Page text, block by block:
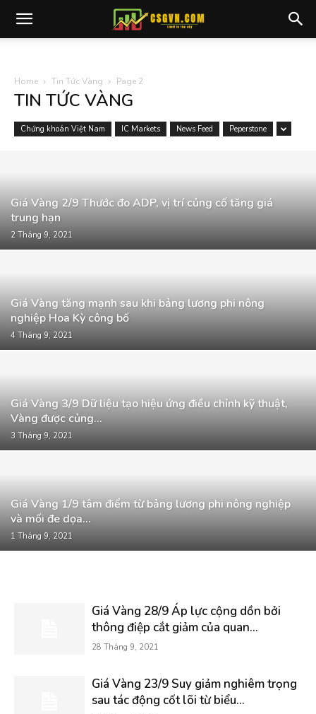
Home Tin Tức Vàng Page 2
TIN TỨC VÀNG
Chứng khoán Việt Nam IC Markets News Feed Peperstone
Giá Vàng 2/9 Thước đo ADP, vị trí củng cố tăng giá
trung hạn
2 Tháng 9, 2021
Giá Vàng tăng mạnh sau khi bảng lương phi nông
nghiệp Hoa Kỳ công bố
4 Tháng 9, 2021
Giá Vàng 3/9 Dữ liệu tạo hiệu ứng điều chỉnh kỹ thuật,
Vàng được củng...
3 Tháng 9, 2021
Giá Vàng 1/9 tâm điểm từ bảng lương phi nông nghiệp
và mối đe dọa...
1 Tháng 9, 2021
Giá Vàng 28/9 Áp lực cộng dồn bởi
thông điệp cắt giảm của quan...
28 Tháng 9, 2021
Giá Vàng 23/9 Suy giảm nghiêm trọng
sau tác động cốt lõi từ biểu...